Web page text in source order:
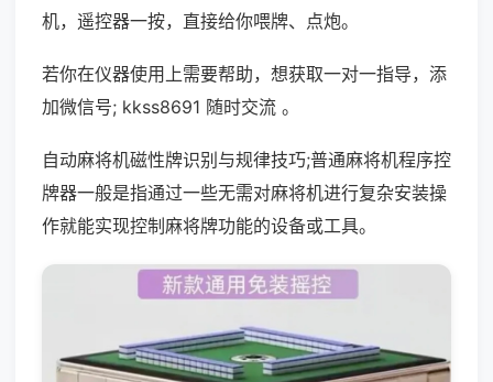
机，遥控器一按，直接给你喂牌、点炮。
若你在仪器使用上需要帮助，想获取一对一指导，添
加微信号; kkss8691 随时交流 。
自动麻将机磁性牌识别与规律技巧;普通麻将机程序控
牌器一般是指通过一些无需对麻将机进行复杂安装操
作就能实现控制麻将牌功能的设备或工具。